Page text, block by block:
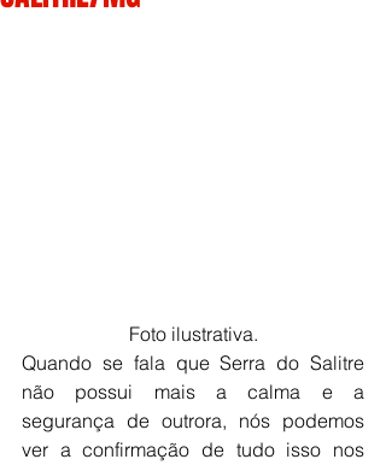
Foto ilustrativa.
Quando se fala que Serra do Salitre
não possui mais a calma e a
segurança de outrora, nós podemos
ver a confirmação de tudo isso nos